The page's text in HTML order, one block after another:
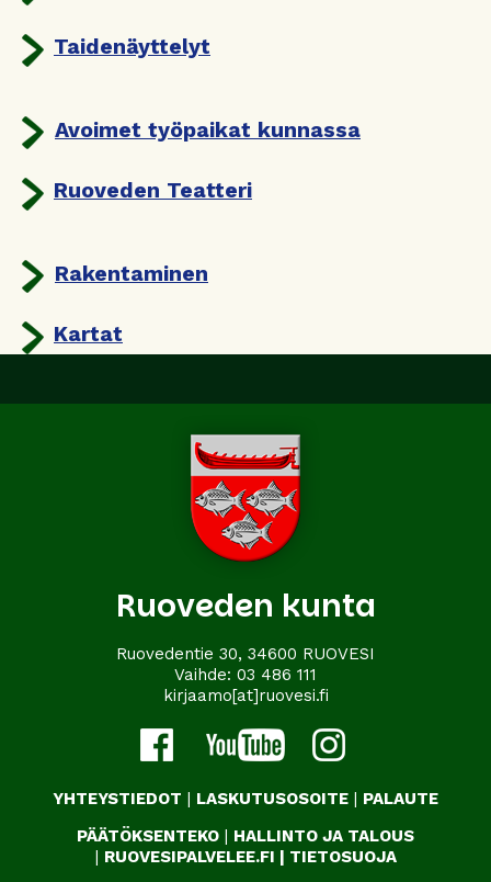
Taidenäyttelyt
Avoimet työpaikat kunnassa
Ruoveden Teatteri
Rakentaminen
Kartat
Ruoveden kunta
Ruovedentie 30, 34600 RUOVESI
Vaihde: 03 486 111
kirjaamo[at]ruovesi.fi
YHTEYSTIEDOT | LASKUTUSOSOITE | PALAUTE
PÄÄTÖKSENTEKO | HALLINTO JA TALOUS
| RUOVESIPALVELEE.FI | TIETOSUOJA